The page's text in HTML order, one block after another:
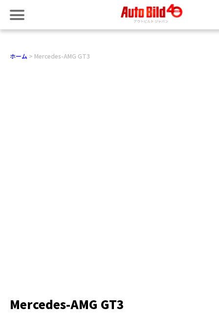
ホーム Mercedes-AMG GT3
Mercedes-AMG GT3